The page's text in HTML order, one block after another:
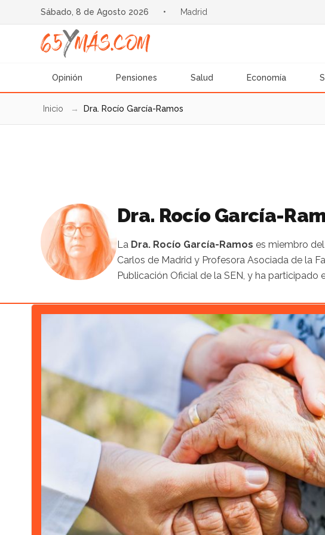
Sábado, 8 de Agosto 2026 • Madrid
Opinión Pensiones Salud Economía
Inicio → Dra. Rocío García-Ramos
Dra. Rocío García-
LaDra. Rocío García-Ramos es miembro
Carlos de Madrid y Profesora Asociada de la
Publicación Oficial de la SEN, y ha participado
Artículo destacado